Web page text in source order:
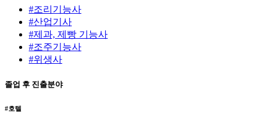
#조리기능사
#산업기사
#제과, 제빵 기능사
#조주기능사
#위생사
졸업 후 진출분야
#호텔